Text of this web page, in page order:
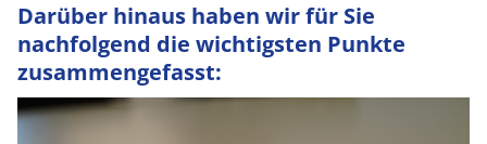
Darüber hinaus haben wir für Sie
nachfolgend die wichtigsten Punkte
zusammengefasst: